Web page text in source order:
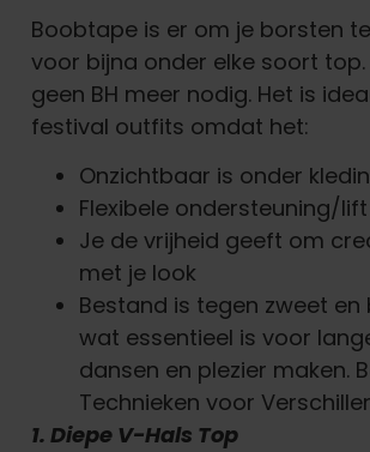
Boobtape is er om je borsten
voor bijna onder elke soort
geen BH meer nodig. Het is
festival outfits omdat het:
Onzichtbaar is onder
Flexibele ondersteuning/
Je de vrijheid geeft om
met je look
Bestand is tegen zweet en
wat essentieel is voor
dansen en plezier maken.
Technieken voor
1. Diepe V-Hals Top